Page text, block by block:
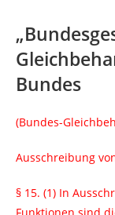
Bundes
(Bundes-
Ausschreibung
§ 15. (1) In